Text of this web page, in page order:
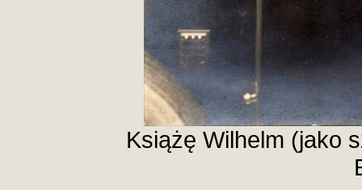
Książę Wilhelm (jako